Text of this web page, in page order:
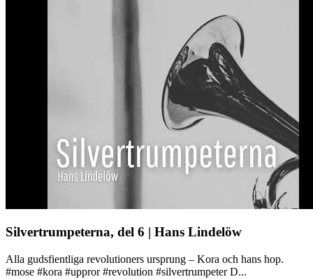
Silvertrumpeterna, del 6 | Hans Lindelöw
Alla gudsfientliga revolutioners ursprung – Kora och hans hop.
#mose #kora #uppror #revolution #silvertrumpeter D...